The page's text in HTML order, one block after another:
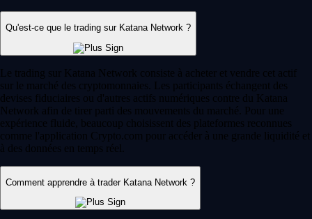
Qu'est-ce que le trading sur Katana Network ?
Le trading sur Katana Network consiste à acheter et vendre cet actif
sur le marché des cryptomonnaies. Les participants échangent des
devises fiduciaires ou d'autres actifs numériques contre du Katana
Network afin de tirer parti des mouvements du marché. Pour une
expérience fluide, beaucoup choisissent des plateformes reconnues
comme l'application Crypto.com pour accéder à une grande liquidité et
à des données en temps réel.
Comment apprendre à trader Katana Network ?